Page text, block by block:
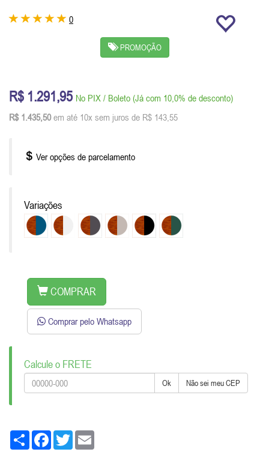
0
PROMOÇÃO
R$ 1.291,95 No PIX / Boleto (Já com 10,0% de desconto)
R$ 1.435,50 em até 10x sem juros de R$ 143,55
Ver opções de parcelamento
Variações
COMPRAR
Comprar pelo Whatsapp
Calcule o FRETE
Ok Não sei meu CEP
Share FacebookTwitter